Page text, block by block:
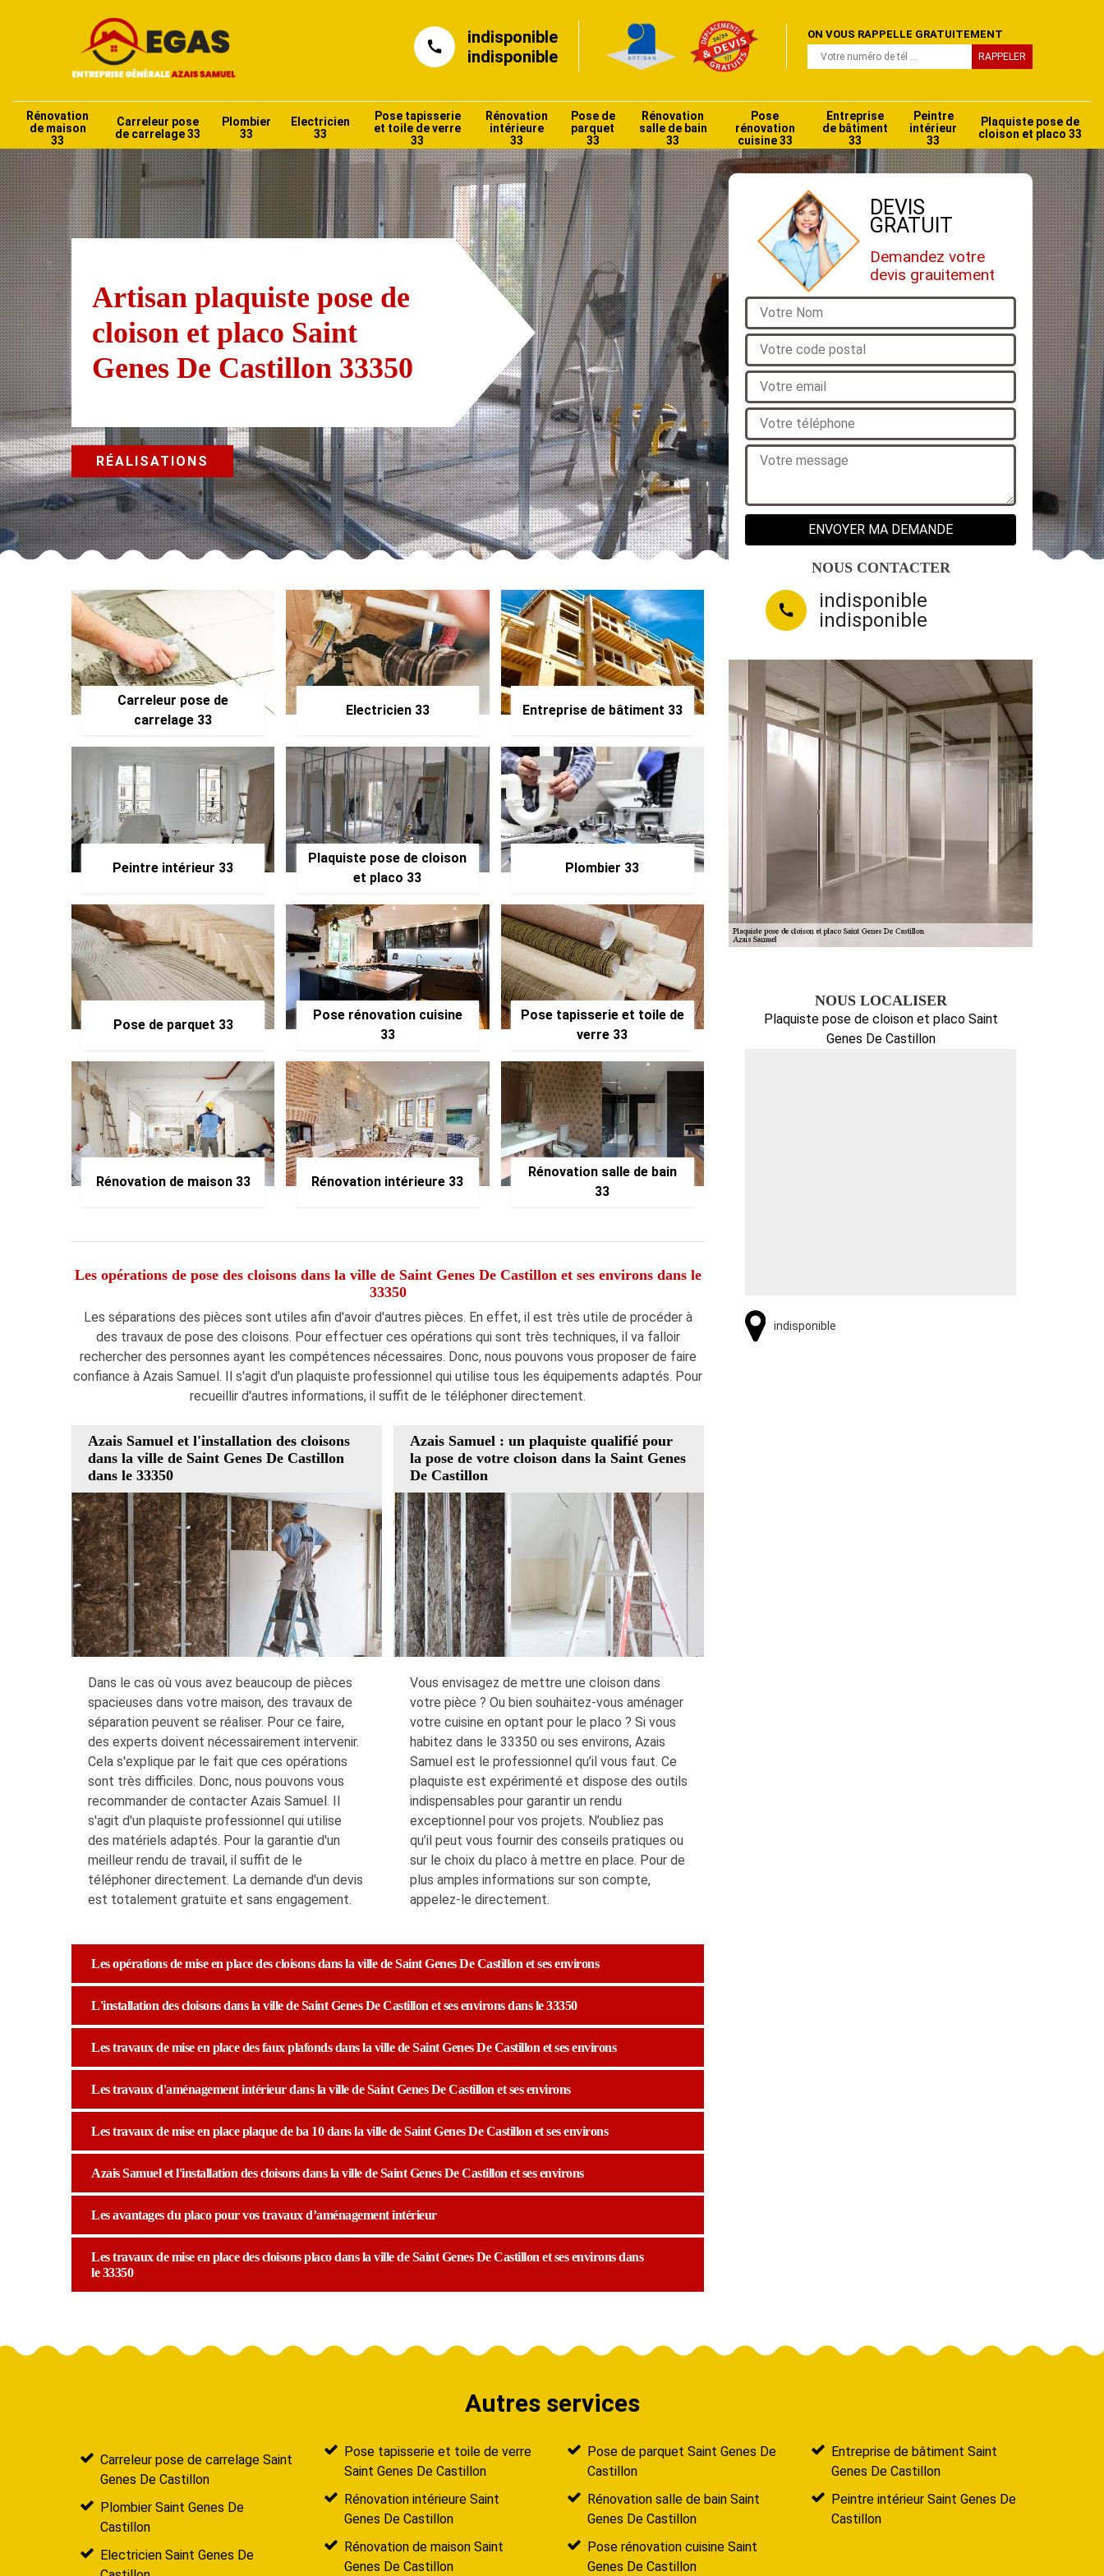
indisponible
indisponible
ON VOUS RAPPELLE GRATUITEMENT
Rénovation
de maison
33
Carreleur pose
de carrelage 33
Plombier
33
Electricien
33
Pose tapisserie
et toile de verre
33
Rénovation
intérieure
33
Pose de
parquet
33
Rénovation
salle de bain
33
Pose
rénovation
cuisine 33
Entreprise
de bâtiment
33
Peintre
intérieur
33
Plaquiste pose de
cloison et placo 33
Artisan plaquiste pose de
cloison et placo Saint
Genes De Castillon 33350
RÉALISATIONS
Carreleur pose de
carrelage 33
Electricien 33 Entreprise de bâtiment 33
Peintre intérieur 33
Plaquiste pose de cloison
et placo 33
Plombier 33
Pose de parquet 33
Pose rénovation cuisine
33
Pose tapisserie et toile de
verre 33
Rénovation de maison 33 Rénovation intérieure 33
Rénovation salle de bain
33
Les opérations de pose des cloisons dans la ville de Saint Genes De Castillon et ses environs dans le
33350
Les séparations des pièces sont utiles afin d'avoir d'autres pièces. En effet, il est très utile de procéder à
des travaux de pose des cloisons. Pour effectuer ces opérations qui sont très techniques, il va falloir
rechercher des personnes ayant les compétences nécessaires. Donc, nous pouvons vous proposer de faire
confiance à Azais Samuel. Il s'agit d'un plaquiste professionnel qui utilise tous les équipements adaptés. Pour
recueillir d'autres informations, il suffit de le téléphoner directement.
Azais Samuel et l'installation des cloisons
dans la ville de Saint Genes De Castillon
dans le 33350
Dans le cas où vous avez beaucoup de pièces
spacieuses dans votre maison, des travaux de
séparation peuvent se réaliser. Pour ce faire,
des experts doivent nécessairement intervenir.
Cela s'explique par le fait que ces opérations
sont très difficiles. Donc, nous pouvons vous
recommander de contacter Azais Samuel. Il
s'agit d'un plaquiste professionnel qui utilise
des matériels adaptés. Pour la garantie d'un
meilleur rendu de travail, il suffit de le
téléphoner directement. La demande d'un devis
est totalement gratuite et sans engagement.
Azais Samuel : un plaquiste qualifié pour
la pose de votre cloison dans la Saint Genes
De Castillon
Vous envisagez de mettre une cloison dans
votre pièce ? Ou bien souhaitez-vous aménager
votre cuisine en optant pour le placo ? Si vous
habitez dans le 33350 ou ses environs, Azais
Samuel est le professionnel qu’il vous faut. Ce
plaquiste est expérimenté et dispose des outils
indispensables pour garantir un rendu
exceptionnel pour vos projets. N’oubliez pas
qu’il peut vous fournir des conseils pratiques ou
sur le choix du placo à mettre en place. Pour de
plus amples informations sur son compte,
appelez-le directement.
Les opérations de mise en place des cloisons dans la ville de Saint Genes De Castillon et ses environs
L'installation des cloisons dans la ville de Saint Genes De Castillon et ses environs dans le 33350
Les travaux de mise en place des faux plafonds dans la ville de Saint Genes De Castillon et ses environs
Les travaux d'aménagement intérieur dans la ville de Saint Genes De Castillon et ses environs
Les travaux de mise en place plaque de ba 10 dans la ville de Saint Genes De Castillon et ses environs
Azais Samuel et l'installation des cloisons dans la ville de Saint Genes De Castillon et ses environs
Les avantages du placo pour vos travaux d’aménagement intérieur
Les travaux de mise en place des cloisons placo dans la ville de Saint Genes De Castillon et ses environs dans
le 33350
DEVIS
GRATUIT
Demandez votre
devis grauitement
NOUS CONTACTER
indisponible
indisponible
NOUS LOCALISER
Plaquiste pose de cloison et placo Saint
Genes De Castillon
indisponible
Autres services
Carreleur pose de carrelage Saint
Genes De Castillon
Plombier Saint Genes De
Castillon
Electricien Saint Genes De
Pose tapisserie et toile de verre
Saint Genes De Castillon
Rénovation intérieure Saint
Genes De Castillon
Rénovation de maison Saint
Genes De Castillon
Pose de parquet Saint Genes De
Castillon
Rénovation salle de bain Saint
Genes De Castillon
Pose rénovation cuisine Saint
Genes De Castillon
Entreprise de bâtiment Saint
Genes De Castillon
Peintre intérieur Saint Genes De
Castillon